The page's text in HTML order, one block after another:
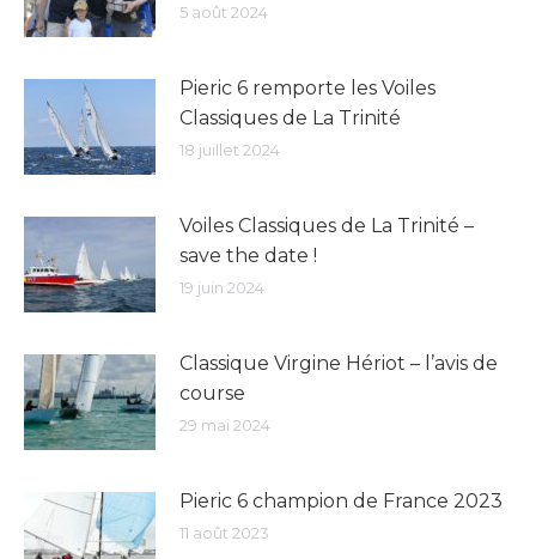
5 août 2024
Pieric 6 remporte les Voiles
Classiques de La Trinité
18 juillet 2024
Voiles Classiques de La Trinité –
save the date !
19 juin 2024
Classique Virgine Hériot – l’avis de
course
29 mai 2024
Pieric 6 champion de France 2023
11 août 2023